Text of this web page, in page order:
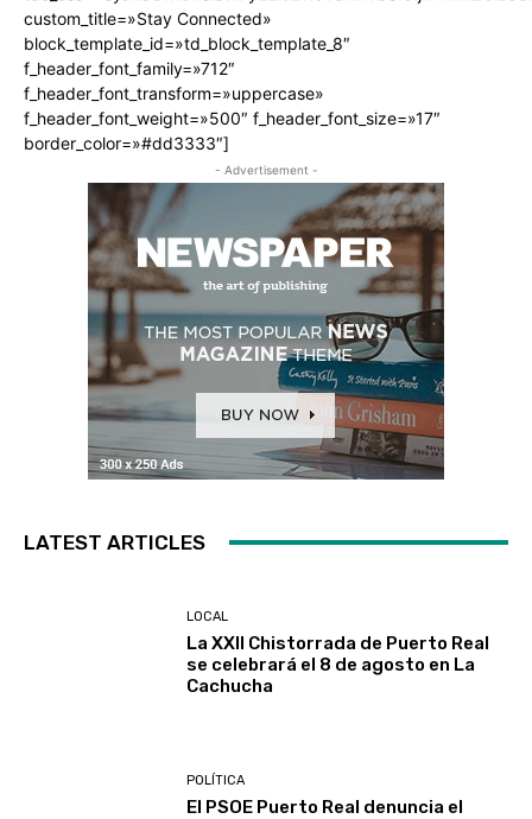
custom_title=»Stay Connected»
block_template_id=»td_block_template_8″
f_header_font_family=»712″
f_header_font_transform=»uppercase»
f_header_font_weight=»500″ f_header_font_size=»17″
border_color=»#dd3333″]
- Advertisement -
LATEST ARTICLES
LOCAL
La XXII Chistorrada de Puerto Real
se celebrará el 8 de agosto en La
Cachucha
POLÍTICA
El PSOE Puerto Real denuncia el